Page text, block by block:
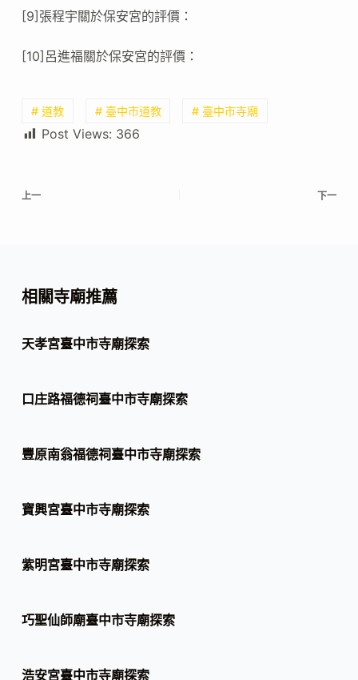
[9]張程宇關於保安宮的評價：
[10]呂進福關於保安宮的評價：
# 道教 # 臺中市道教 # 臺中市寺廟
Post Views: 366
上一 下一
相關寺廟推薦
天孝宮臺中市寺廟探索
口庄路福德祠臺中市寺廟探索
豐原南翁福德祠臺中市寺廟探索
寶興宮臺中市寺廟探索
紫明宮臺中市寺廟探索
巧聖仙師廟臺中市寺廟探索
浩安宮臺中市寺廟探索